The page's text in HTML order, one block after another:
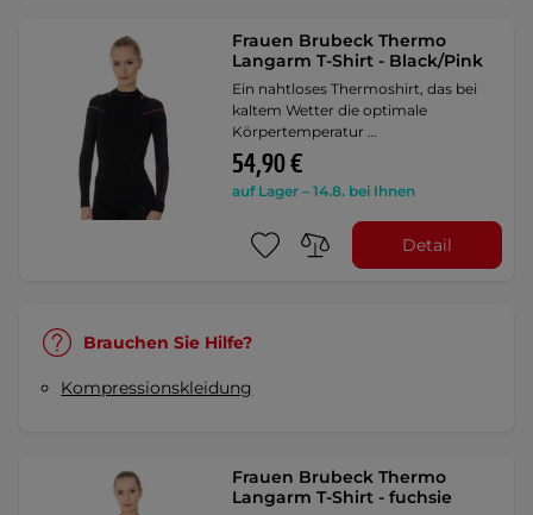
Frauen Brubeck Thermo
Langarm T-Shirt - Black/Pink
Ein nahtloses Thermoshirt, das bei
kaltem Wetter die optimale
Körpertemperatur …
54,90 €
auf Lager – 14.8. bei Ihnen
Detail
Brauchen Sie Hilfe?
Kompressionskleidung
Frauen Brubeck Thermo
Langarm T-Shirt - fuchsie